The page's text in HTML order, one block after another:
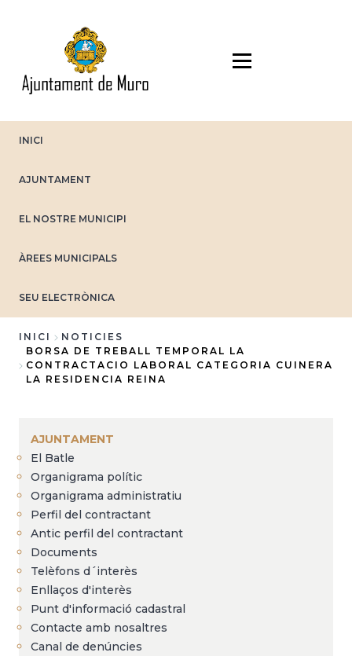
INICI
AJUNTAMENT
EL NOSTRE MUNICIPI
ÀREES MUNICIPALS
SEU ELECTRÒNICA
Fil
d'Ariadna
INICI
NOTICIES
BORSA DE TREBALL TEMPORAL LA
CONTRACTACIO LABORAL CATEGORIA CUINERA
LA RESIDENCIA REINA
AJUNTAMENT
El Batle
Organigrama polític
Organigrama administratiu
Perfil del contractant
Antic perfil del contractant
Documents
Telèfons d´interès
Enllaços d'interès
Punt d'informació cadastral
Contacte amb nosaltres
Canal de denúncies